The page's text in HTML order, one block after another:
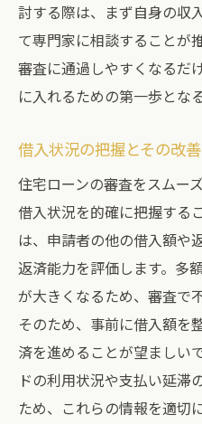
討する際は、まず自身の収
て専門家に相談することが
審査に通過しやすくなるだ
に入れるための第一歩とな
借入状況の把握とその改
住宅ローンの審査をスムー
借入状況を的確に把握する
は、申請者の他の借入額や
返済能力を評価します。多
が大きくなるため、審査で
そのため、事前に借入額を
済を進めることが望ましい
ドの利用状況や支払い延滞
ため、これらの情報を適切